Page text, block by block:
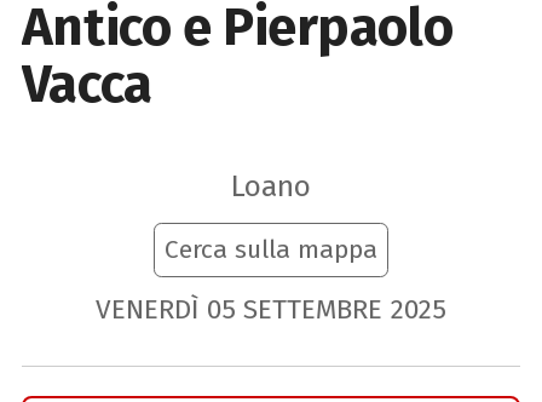
Antico e Pierpaolo
Vacca
Loano
Cerca sulla mappa
VENERDÌ 05 SETTEMBRE 2025